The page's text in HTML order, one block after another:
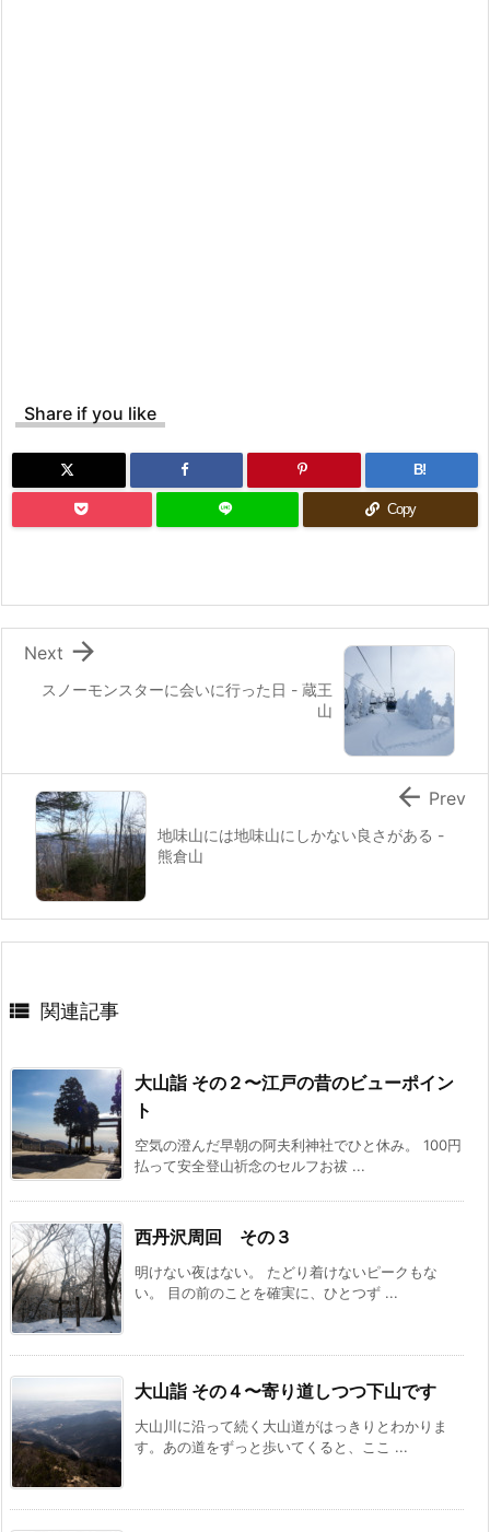
Share if you like
B!
Copy
スノーモンスターに会いに行った日 - 蔵王
山

Next
地味山には地味山にしかない良さがある -
熊倉山
 Prev
 関連記事
大山詣 その２〜江戸の昔のビューポイン
ト
空気の澄んだ早朝の阿夫利神社でひと休み。 100円
払って安全登山祈念のセルフお祓 ...
西丹沢周回 その３
明けない夜はない。 たどり着けないピークもな
い。 目の前のことを確実に、ひとつず ...
大山詣 その４〜寄り道しつつ下山です
大山川に沿って続く大山道がはっきりとわかりま
す。あの道をずっと歩いてくると、ここ ...